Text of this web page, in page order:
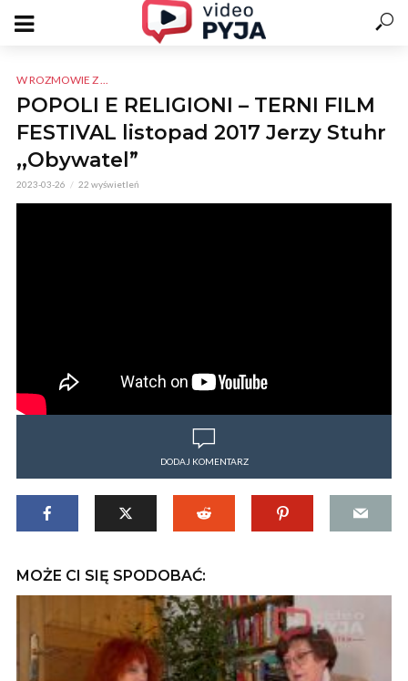
W ROZMOWIE Z ...
POPOLI E RELIGIONI – TERNI FILM
FESTIVAL listopad 2017 Jerzy Stuhr
,,Obywatel”
2023-03-26 22 wyświetleń
DODAJ KOMENTARZ
MOŻE CI SIĘ SPODOBAĆ: